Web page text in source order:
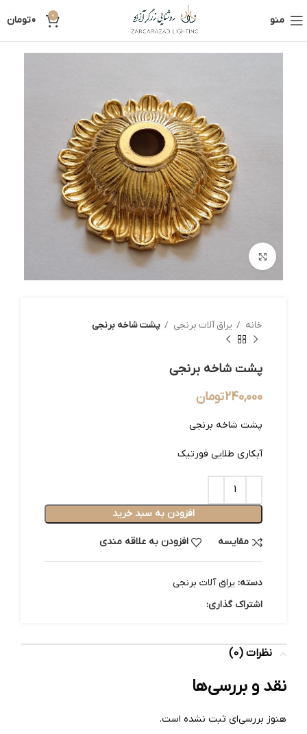
منو 0
0تومان
بزرگنمایی تصویر
خانه یراق آلات برنجی پشت شاخه برنجی
پشت شاخه برنجی
240,000تومان
پشت شاخه برنجی
آبکاری طلایی فورتیک
افزودن به سبد خرید
مقایسه افزودن به علاقه مندی
دسته: یراق آلات برنجی
اشتراک گذاری:
نظرات (0)
نقد و بررسی‌ها
هنوز بررسی‌ای ثبت نشده است.